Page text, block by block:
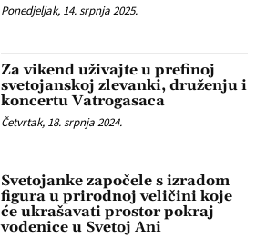
Ponedjeljak, 14. srpnja 2025.
Za vikend uživajte u prefinoj
svetojanskoj zlevanki, druženju i
koncertu Vatrogasaca
Četvrtak, 18. srpnja 2024.
Svetojanke započele s izradom
figura u prirodnoj veličini koje
će ukrašavati prostor pokraj
vodenice u Svetoj Ani